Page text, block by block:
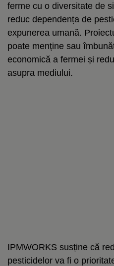
ferme cu o diversitate de
reduc dependența de
expunerea umană.
poate menține sau
economică a fermei și
asupra mediului.
IPMWORKS susține că
pesticidelor va fi o